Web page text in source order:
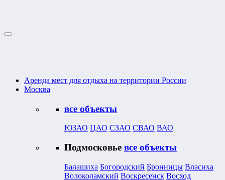
Аренда мест для отдыха на территории России
Москва
все объекты
ЮЗАО ЦАО СЗАО СВАО ВАО
Подмосковье все объекты
Балашиха Богородский Бронницы Власиха
Волоколамский Воскресенск Восход